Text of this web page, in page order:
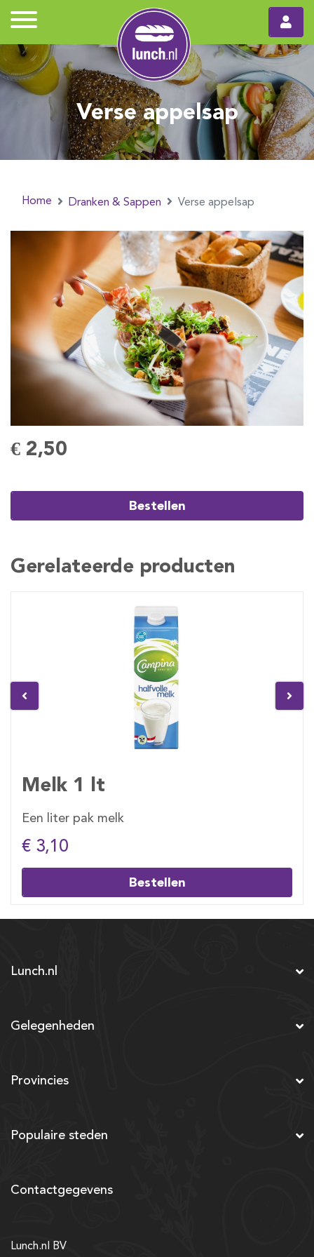
Verse appelsap
Home Dranken & Sappen Verse appelsap
€ 2,50
Bestellen
Gerelateerde producten
Melk 1 lt
Een liter pak melk
€ 3,10
Bestellen
Lunch.nl
Gelegenheden
Provincies
Populaire steden
Contactgegevens
Lunch.nl BV